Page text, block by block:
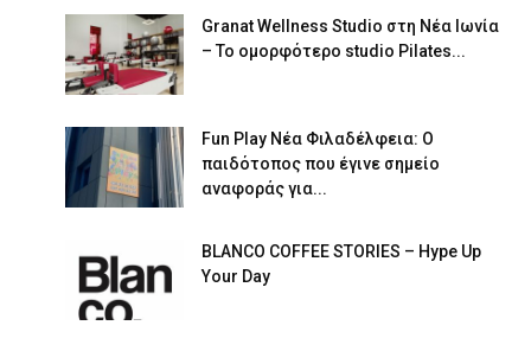
Granat Wellness Studio στη Νέα Ιωνία
– Το ομορφότερο studio Pilates...
Fun Play Νέα Φιλαδέλφεια: Ο
παιδότοπος που έγινε σημείο
αναφοράς για...
BLANCO COFFEE STORIES – Hype Up
Your Day